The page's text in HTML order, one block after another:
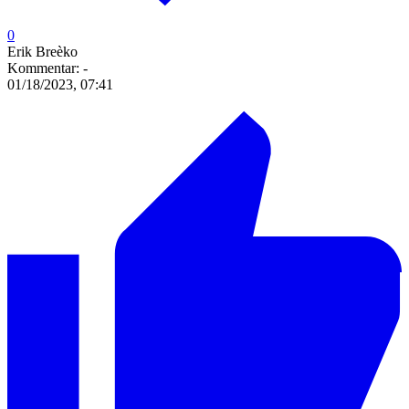
0
Erik Breèko
Kommentar: -
01/18/2023, 07:41